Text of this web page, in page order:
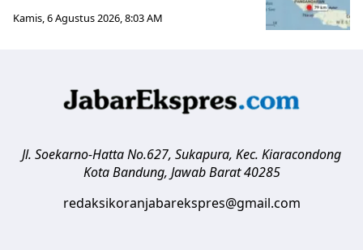
Kamis, 6 Agustus 2026, 8:03 AM
Jl. Soekarno-Hatta No.627, Sukapura, Kec. Kiaracondong
Kota Bandung, Jawab Barat 40285
redaksikoranjabarekspres@gmail.com